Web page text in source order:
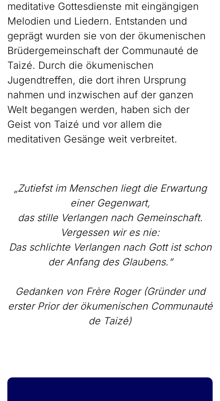
meditative Gottesdienste mit eingängigen
Melodien und Liedern. Entstanden und
geprägt wurden sie von der ökumenischen
Brüdergemeinschaft der Communauté de
Taizé. Durch die ökumenischen
Jugendtreffen, die dort ihren Ursprung
nahmen und inzwischen auf der ganzen
Welt begangen werden, haben sich der
Geist von Taizé und vor allem die
meditativen Gesänge weit verbreitet.
„Zutiefst im Menschen liegt die Erwartung
einer Gegenwart,
das stille Verlangen nach Gemeinschaft.
Vergessen wir es nie:
Das schlichte Verlangen nach Gott ist schon
der Anfang des Glaubens.“
Gedanken von Frère Roger (Gründer und
erster Prior der ökumenischen Communauté
de Taizé)